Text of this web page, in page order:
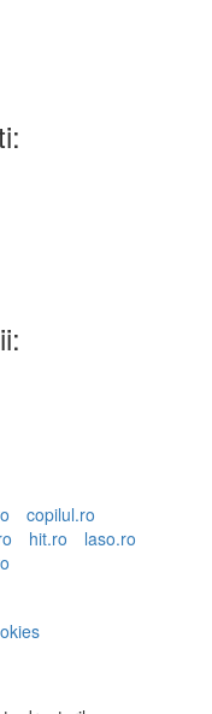
copilul.ro
hit.ro
laso.ro